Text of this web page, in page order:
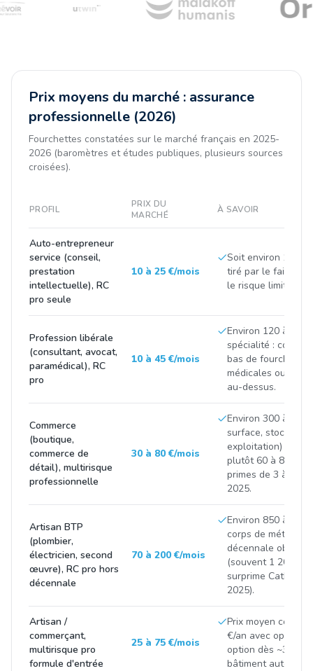
Prix moyens du marché : assurance
professionnelle (2026)
Fourchettes constatées sur le marché français en 2025-
2026 (baromètres et études publiques, plusieurs sources
croisées).
PROFIL
PRIX DU
MARCHÉ
À SAVOIR
Auto-entrepreneur
service (conseil,
prestation
intellectuelle), RC
pro seule
10 à 25 €/mois
Soit environ 100 à
tiré par le faible
le risque limité de
Profession libérale
(consultant, avocat,
paramédical), RC
pro
10 à 45 €/mois
Environ 120 à 500
spécialité :
bas de fourchette,
médicales ou
au-dessus.
Commerce
(boutique,
commerce de
détail), multirisque
professionnelle
30 à 80 €/mois
Environ 300 à 900
surface, stock et
exploitation) ;
plutôt 60 à 85 €/
primes de 3 à 8 %
2025.
Artisan BTP
(plombier,
électricien, second
œuvre), RC pro hors
décennale
70 à 200 €/mois
Environ 850 à 2
corps de métier et
décennale
(souvent 1 200 à
surprime CatNat
2025).
Artisan /
commerçant,
multirisque pro
formule d'entrée
25 à 75 €/mois
Prix moyen
€/an avec options
option dès ~300
bâtiment autour